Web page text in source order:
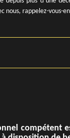
nous, rappelez-vous-
compétent